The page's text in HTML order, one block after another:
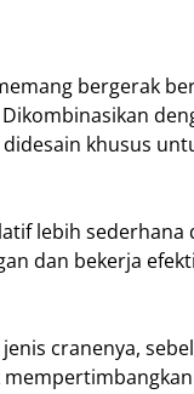
bergerak
khusus
lebih
dan bekerja
cranenya,